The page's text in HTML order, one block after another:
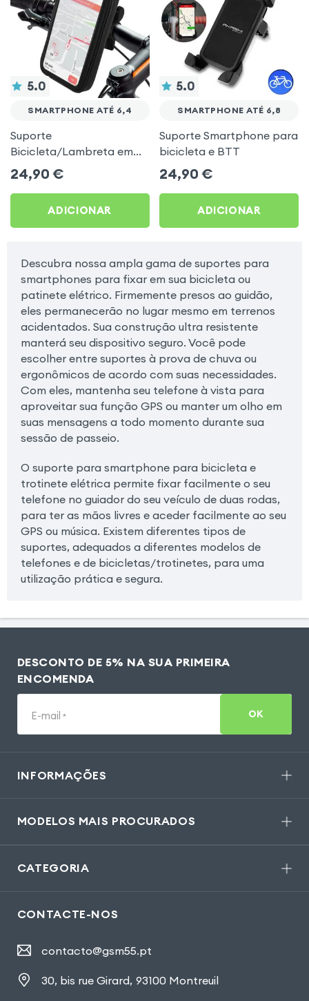
5.0
SMARTPHONE ATÉ 6,4
Suporte
Bicicleta/Lambreta em
Silicone fixação guiador,
Forever - Preto p.
Smartphones de 4 a 6,4
polegadas
24,90 €
ADICIONAR
5.0
SMARTPHONE ATÉ 6,8
Suporte Smartphone para
bicicleta e BTT
24,90 €
ADICIONAR
Descubra nossa ampla gama de suportes para
smartphones para fixar em sua bicicleta ou
patinete elétrico. Firmemente presos ao guidão,
eles permanecerão no lugar mesmo em terrenos
acidentados. Sua construção ultra resistente
manterá seu dispositivo seguro. Você pode
escolher entre suportes à prova de chuva ou
ergonômicos de acordo com suas necessidades.
Com eles, mantenha seu telefone à vista para
aproveitar sua função GPS ou manter um olho em
suas mensagens a todo momento durante sua
sessão de passeio.
O suporte para smartphone para bicicleta e
trotinete elétrica permite fixar facilmente o seu
telefone no guiador do seu veículo de duas rodas,
para ter as mãos livres e aceder facilmente ao seu
GPS ou música. Existem diferentes tipos de
suportes, adequados a diferentes modelos de
telefones e de bicicletas/trotinetes, para uma
utilização prática e segura.
DESCONTO DE 5% NA SUA PRIMEIRA
ENCOMENDA
E-mail * OK
INFORMAÇÕES
MODELOS MAIS PROCURADOS
CATEGORIA
CONTACTE-NOS
contacto@gsm55.pt
30, bis rue Girard, 93100 Montreuil